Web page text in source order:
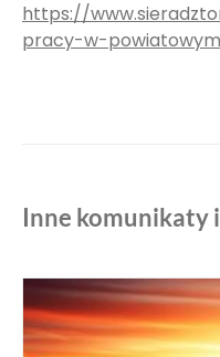
https://
pracy-w-
Inne komunikaty i